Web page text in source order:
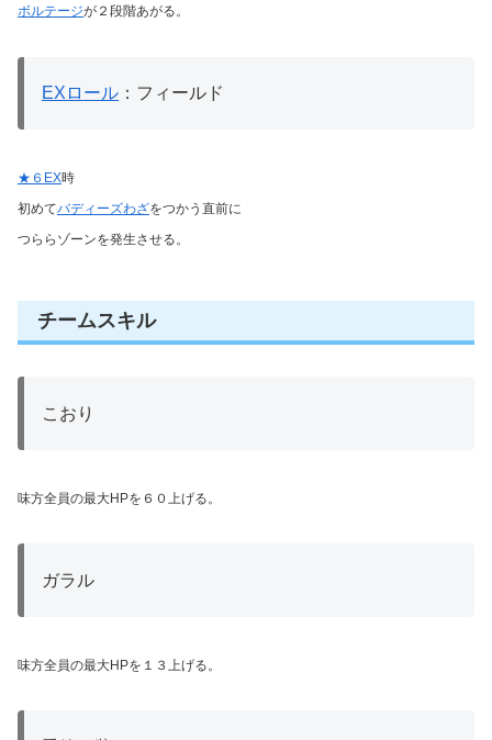
ボルテージが２段階あがる。
EXロール ：フィールド
★６EX時
初めてバディーズわざをつかう直前に
つららゾーンを発生させる。
チームスキル
こおり
味方全員の最大HPを６０上げる。
ガラル
味方全員の最大HPを１３上げる。